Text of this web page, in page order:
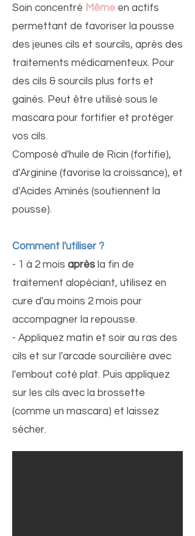
Soin concentré Même en actifs
permettant de favoriser la pousse
des jeunes cils et sourcils, après des
traitements médicamenteux. Pour
des cils & sourcils plus forts et
gainés. Peut être utilisé sous le
mascara pour fortifier et protéger
vos cils.
Composé d'huile de Ricin (fortifie),
d'Arginine (favorise la croissance), et
d'Acides Aminés (soutiennent la
pousse).
Comment l'utiliser ?
- 1 à 2 mois après la fin de
traitement alopéciant, utilisez en
cure d'au moins 2 mois pour
accompagner la repousse.
- Appliquez matin et soir au ras des
cils et sur l'arcade sourcilière avec
l'embout coté plat. Puis appliquez
sur les cils avec la brossette
(comme un mascara) et laissez
sécher.